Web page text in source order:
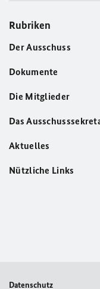
Rubriken
Der Ausschuss
Dokumente
Die Mitglieder
Das
Aktuelles
Nützliche Links
Datenschutz